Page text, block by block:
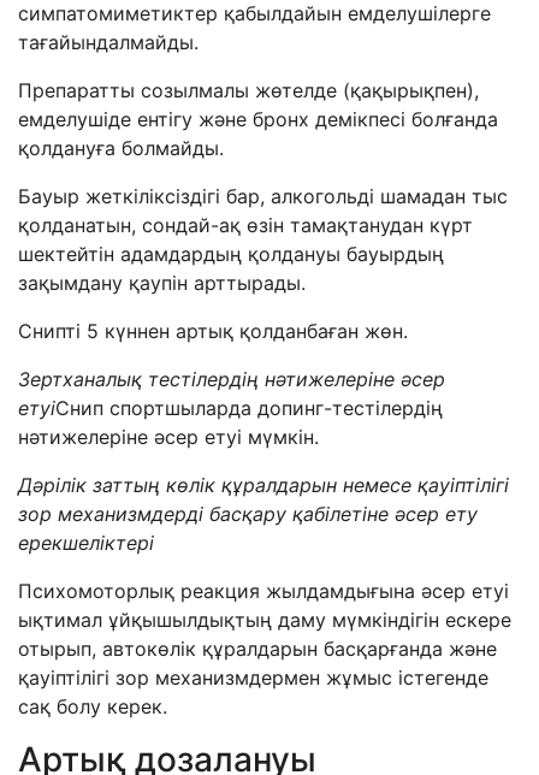
симпатомиметиктер қабылдайын емделушілерге
тағайындалмайды.
Препаратты созылмалы жөтелде (қақырықпен),
емделушіде ентігу және бронх демікпесі болғанда
қолдануға болмайды.
Бауыр жеткіліксіздігі бар, алкогольді шамадан тыс
қолданатын, сондай-ақ өзін тамақтанудан күрт
шектейтін адамдардың қолдануы бауырдың
зақымдану қаупін арттырады.
Снипті 5 күннен артық қолданбаған жөн.
Зертханалық тестілердің нәтижелеріне әсер
етуіСнип спортшыларда допинг-тестілердің
нәтижелеріне әсер етуі мүмкін.
Дәрілік заттың көлік құралдарын немесе қауіптілігі
зор механизмдерді басқару қабілетіне әсер ету
ерекшеліктері
Психомоторлық реакция жылдамдығына әсер етуі
ықтимал ұйқышылдықтың даму мүмкіндігін ескере
отырып, автокөлік құралдарын басқарғанда және
қауіптілігі зор механизмдермен жұмыс істегенде
сақ болу керек.
Артық дозалануы